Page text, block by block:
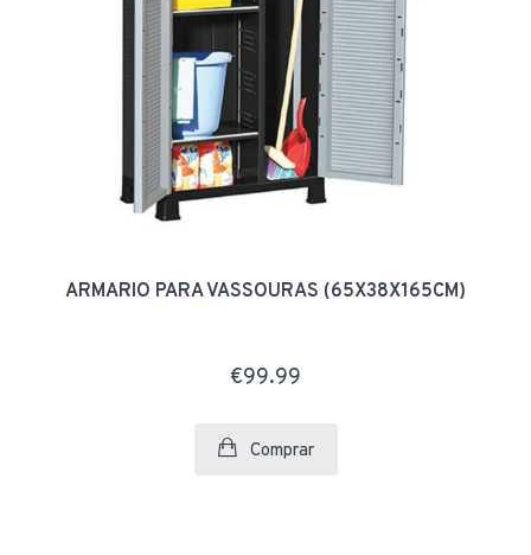
ARMARIO PARA VASSOURAS (65X38X165CM)
€99.99
Comprar